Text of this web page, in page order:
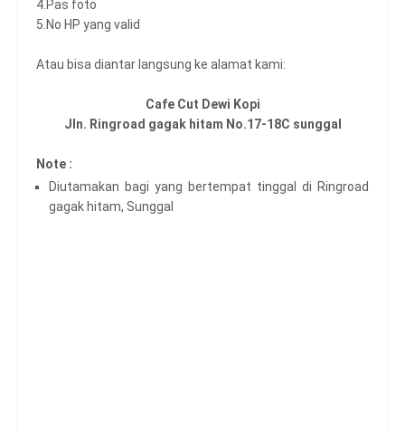
4.Pas foto
5.No HP yang valid
Atau bisa diantar langsung ke alamat kami:
Cafe Cut Dewi Kopi
Jln. Ringroad gagak hitam No.17-18C sunggal
Note :
Diutamakan bagi yang bertempat tinggal di Ringroad
gagak hitam, Sunggal